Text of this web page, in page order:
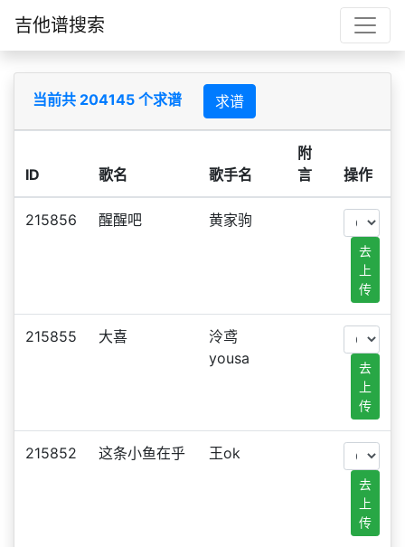
吉他谱搜索
当前共 204145 个求谱 求谱
ID 歌名 歌手名
附
言
操作
215856 醒醒吧 黄家驹
去
上
传
215855 大喜
泠鸢
yousa
去
上
传
215852 这条小鱼在乎 王ok
去
上
传